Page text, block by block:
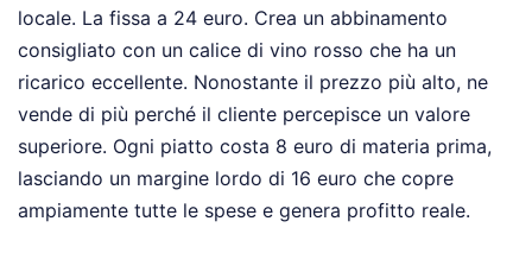
locale. La fissa a 24 euro. Crea un abbinamento
consigliato con un calice di vino rosso che ha un
ricarico eccellente. Nonostante il prezzo più alto, ne
vende di più perché il cliente percepisce un valore
superiore. Ogni piatto costa 8 euro di materia prima,
lasciando un margine lordo di 16 euro che copre
ampiamente tutte le spese e genera profitto reale.